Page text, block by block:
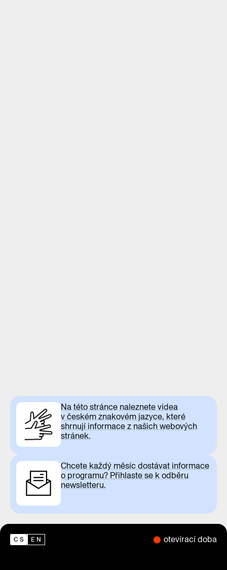
Na této stránce naleznete videa
v českém znakovém jazyce, které
shrnují informace z našich webových
stránek.
Chcete každý měsíc dostávat informace
o programu? Přihlaste se k odběru
newsletteru.
CS EN otevírací doba